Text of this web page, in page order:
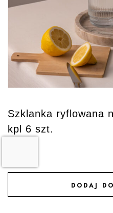
Szklanka ryflowana
kpl 6 szt.
DODAJ
DODAJ